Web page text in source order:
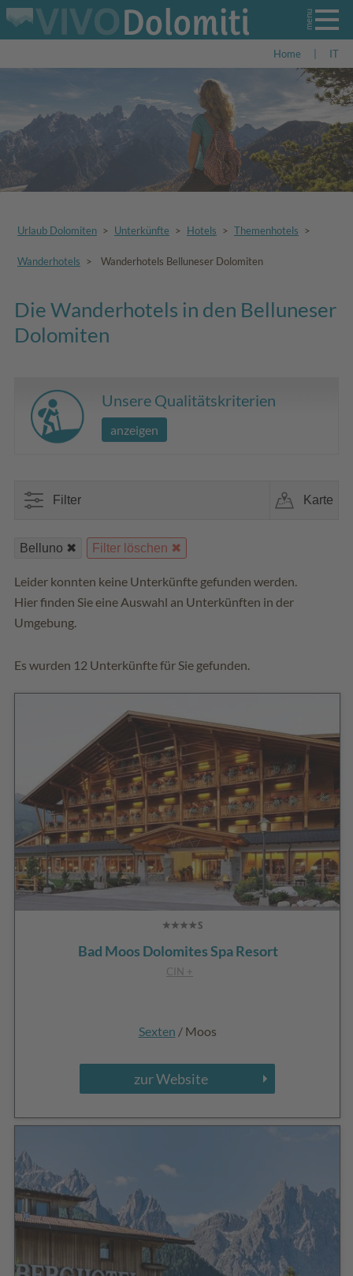
Home IT
Urlaub Dolomiten > Unterkünfte > Hotels > Themenhotels >
Wanderhotels > Wanderhotels Belluneser Dolomiten
Die Wanderhotels in den Belluneser
Dolomiten
Unsere Qualitätskriterien
anzeigen
Filter Karte
Belluno Filter löschen
Leider konnten keine Unterkünfte gefunden werden.
Hier finden Sie eine Auswahl an Unterkünften in der
Umgebung.
Es wurden 12 Unterkünfte für Sie gefunden.
Bad Moos Dolomites Spa Resort
CIN +
Sexten / Moos
zur Website